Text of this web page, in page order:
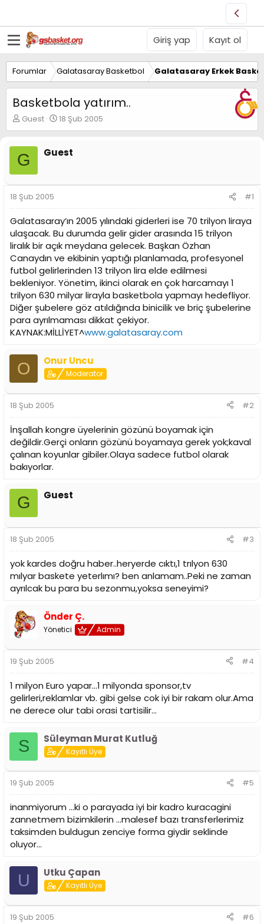
Giriş yap Kayıt ol
Forumlar Galatasaray Basketbol Galatasaray Erkek
Basketbola yatırım..
K
o
u
y
B
a
ş
a
t
a
n
Guest
B
a
l
g
a
r
i
h
i
18 Şub 2005
G Guest
18 Şub 2005 #1
Galatasaray’ın 2005 yılındaki giderleri ise 70 trilyon liraya
ulaşacak. Bu durumda gelir gider arasında 15 trilyon
liralık bir açık meydana gelecek. Başkan Özhan
Canaydın ve ekibinin yaptığı planlamada, profesyonel
futbol gelirlerinden 13 trilyon lira elde edilmesi
bekleniyor. Yönetim, ikinci olarak en çok harcamayı 1
trilyon 630 milyar lirayla basketbola yapmayı hedefliyor.
Diğer şubelere göz atıldığında binicilik ve briç şubelerine
para ayrılmaması dikkat çekiyor.
KAYNAK:MİLLİYET^www.galatasaray.com
O Onur Uncu
Moderator
18 Şub 2005 #2
İnşallah kongre üyelerinin gözünü boyamak için
değildir.Gerçi onların gözünü boyamaya gerek yok;kaval
çalınan koyunlar gibiler.Olaya sadece futbol olarak
bakıyorlar.
G Guest
18 Şub 2005 #3
yok kardes doğru haber..heryerde cıktı,1 trılyon 630
mılyar baskete yeterlımı? ben anlamam..Peki ne zaman
ayrılcak bu para bu sezonmu,yoksa seneyimi?
Önder Ç.
Yönetici Admin
19 Şub 2005 #4
1 milyon Euro yapar...1 milyonda sponsor,tv
gelirleri,reklamlar vb. gibi gelse cok iyi bir rakam olur.Ama
ne derece olur tabi orasi tartisilir...
S Süleyman Murat Kutluğ
Kayıtlı Üye
19 Şub 2005 #5
inanmiyorum ...ki o parayada iyi bir kadro kuracagini
zannetmem bizimkilerin ...malesef bazı transferlerimiz
taksimden buldugun zenciye forma giydir seklinde
oluyor...
U Utku Çapan
Kayıtlı Üye
19 Şub 2005 #6